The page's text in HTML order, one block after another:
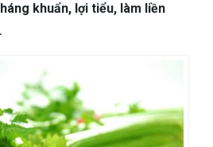
khuẩn, lợi tiểu, làm liền